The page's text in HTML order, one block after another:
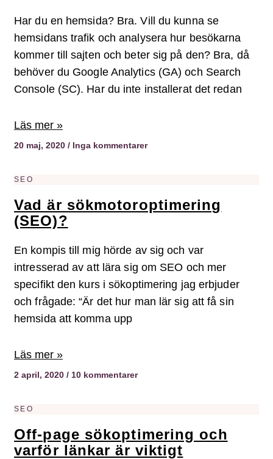
Har du en hemsida? Bra. Vill du kunna se
hemsidans trafik och analysera hur besökarna
kommer till sajten och beter sig på den? Bra, då
behöver du Google Analytics (GA) och Search
Console (SC). Har du inte installerat det redan
Läs mer »
20 maj, 2020 Inga kommentarer
SEO
Vad är sökmotoroptimering
(SEO)?
En kompis till mig hörde av sig och var
intresserad av att lära sig om SEO och mer
specifikt den kurs i sökoptimering jag erbjuder
och frågade: “Är det hur man lär sig att få sin
hemsida att komma upp
Läs mer »
2 april, 2020 10 kommentarer
SEO
Off-page sökoptimering och
varför länkar är viktigt